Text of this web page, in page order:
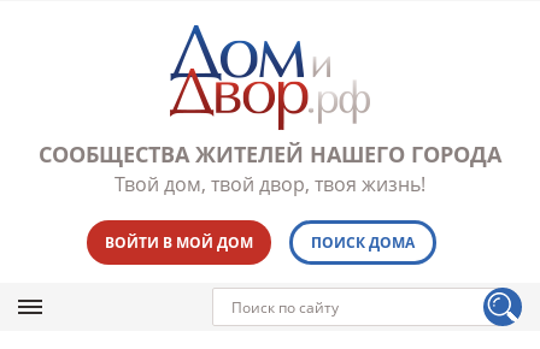
СООБЩЕСТВА ЖИТЕЛЕЙ НАШЕГО ГОРОДА
Твой дом, твой двор, твоя жизнь!
ВОЙТИ В МОЙ ДОМ ПОИСК ДОМА